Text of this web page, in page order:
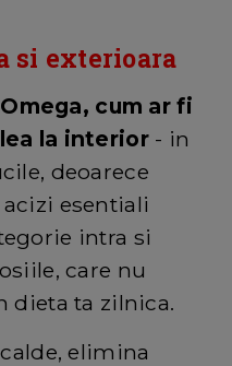
si exterioara
cum ar fi
la interior- in
deoarece
esentiali
intra si
care nu
dieta ta zilnica.
elimina